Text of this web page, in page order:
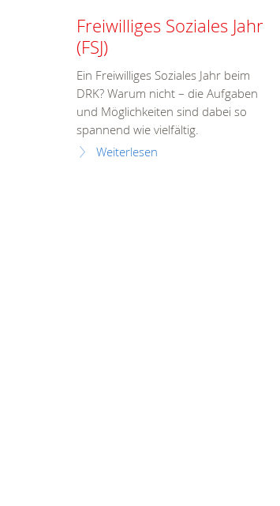
Freiwilliges Soziales Jahr
(FSJ)
Ein Freiwilliges Soziales Jahr beim
DRK? Warum nicht – die Aufgaben
und Möglichkeiten sind dabei so
spannend wie vielfältig.
Weiterlesen